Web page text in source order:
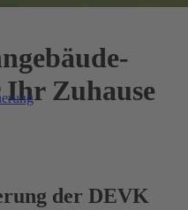
Zuhause
der DEVK